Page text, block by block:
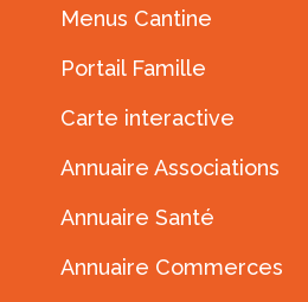
Menus Cantine
Portail Famille
Carte interactive
Annuaire Associations
Annuaire Santé
Annuaire Commerces